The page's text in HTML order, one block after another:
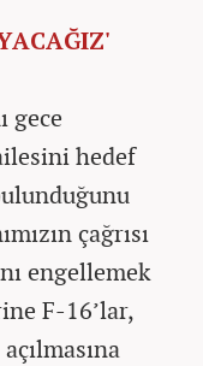
gece
hedef
çağrısı
engellemek
F-16’lar,